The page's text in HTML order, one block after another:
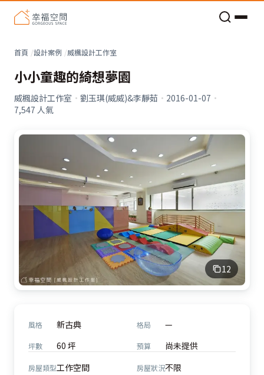
首頁 設計案例 威楓設計工作室
小小童趣的綺想夢園
威楓設計工作室 · 劉玉琪(威威)&李靜茹 · 2016-01-07 ·
7,547 人氣
12
風格 新古典 格局 —
坪數 60 坪 預算 尚未提供
房屋類型工作空間 房屋狀況不限